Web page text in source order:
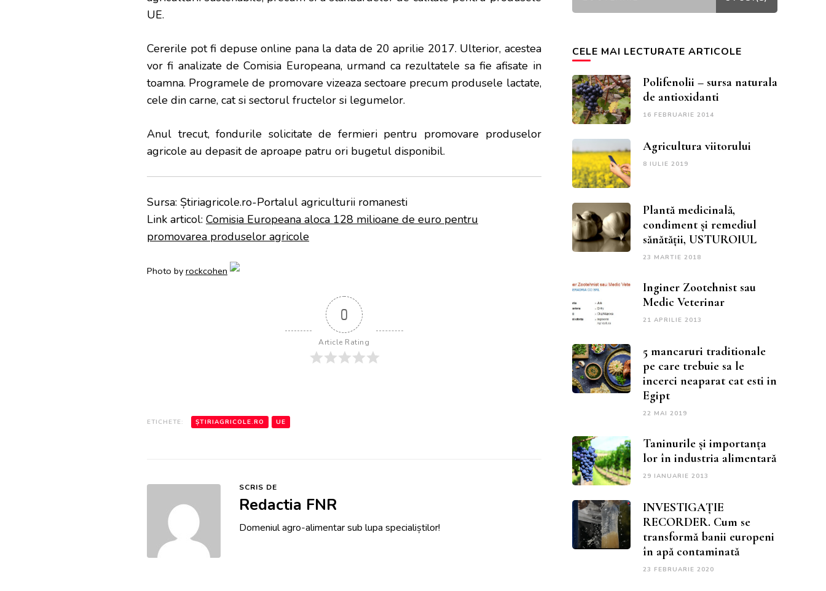
UE.
Cererile pot fi depuse online pana la data de 20 aprilie 2017. Ulterior, acestea
vor fi analizate de Comisia Europeana, urmand ca rezultatele sa fie afisate in
toamna. Programele de promovare vizeaza sectoare precum produsele lactate,
cele din carne, cat si sectorul fructelor si legumelor.
Anul trecut, fondurile solicitate de fermieri pentru promovare produselor
agricole au depasit de aproape patru ori bugetul disponibil.
Sursa: Știriagricole.ro-Portalul agriculturii romanesti
Link articol: Comisia Europeana aloca 128 milioane de euro pentru
promovarea produselor agricole
Photo by rockcohen
0
Article Rating
ETICHETE: ȘTIRIAGRICOLE.RO UE
SCRIS DE
Redactia FNR
Domeniul agro-alimentar sub lupa specialiștilor!
CELE MAI LECTURATE ARTICOLE
Polifenolii – sursa naturala
de antioxidanti
16 FEBRUARIE 2014
Agricultura viitorului
8 IULIE 2019
Plantă medicinală,
condiment și remediul
sănătății, USTUROIUL
23 MARTIE 2018
Inginer Zootehnist sau
Medic Veterinar
21 APRILIE 2013
5 mancaruri traditionale
pe care trebuie sa le
incerci neaparat cat esti in
Egipt
22 MAI 2019
Taninurile și importanța
lor în industria alimentară
29 IANUARIE 2013
INVESTIGAȚIE
RECORDER. Cum se
transformă banii europeni
în apă contaminată
23 FEBRUARIE 2020